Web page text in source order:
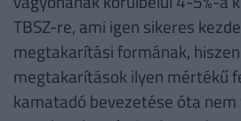
TBSZ-re, ami igen sikeres
megtakarítási formának,
megtakarítások ilyen mértékű
kamatadó bevezetése óta